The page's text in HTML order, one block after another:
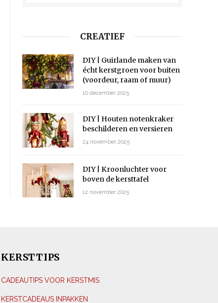
CREATIEF
DIY | Guirlande maken van
écht kerstgroen voor buiten
(voordeur, raam of muur)
10 december 2025
DIY | Houten notenkraker
beschilderen en versieren
24 november 2025
DIY | Kroonluchter voor
boven de kersttafel
12 november 2025
KERSTTIPS
CADEAUTIPS VOOR KERSTMIS
KERSTCADEAUS INPAKKEN